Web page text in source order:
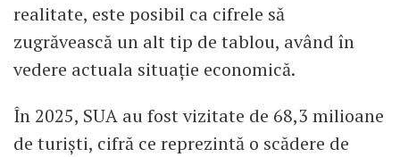
realitate, este posibil ca cifrele să
zugrăvească un alt tip de tablou, având în
vedere actuala situație economică.
În 2025, SUA au fost vizitate de 68,3 milioane
de turiști, cifră ce reprezintă o scădere de